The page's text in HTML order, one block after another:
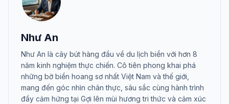
Như An
Như An là cây bút hàng đầu về du lịch biển với hơn 8
năm kinh nghiệm thực chiến. Cô tiên phong khai phá
những bờ biển hoang sơ nhất Việt Nam và thế giới,
mang đến góc nhìn chân thực, sâu sắc cùng hành trình
đầy cảm hứng tại Gợi lên mùi hương tri thức và cảm xúc